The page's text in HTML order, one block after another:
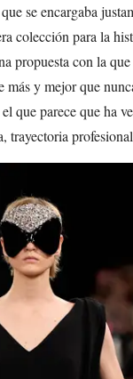
se encargaba
colección para la
propuesta con la
y mejor que
que parece que ha
trayectoria